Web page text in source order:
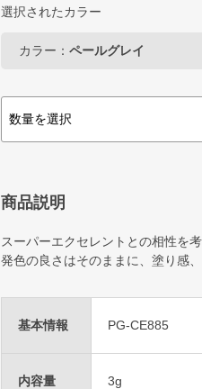
選択されたカラー
カラー： ペールグレイ
商品説明
スーパーエクセレントとの相性を
発色の良さはそのままに、塗り感
基本情報 PG-CE885
内容量 3g